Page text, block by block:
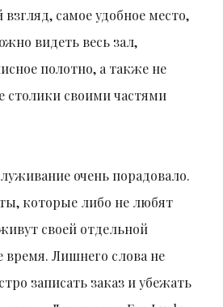
самое удобное место,
видеть весь зал,
полотно, а также не
столики своими частями
очень порадовало.
которые либо не любят
своей отдельной
время. Лишнего слова не
записать заказ и убежать